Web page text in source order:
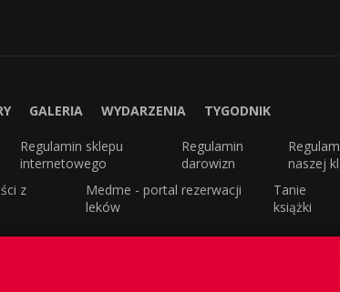
GALERIA WYDARZENIA TYGODNIK
Regulamin sklepu
internetowego
Regulamin
darowizn
naszej
z
Medme - portal rezerwacji
leków
Tanie
książki